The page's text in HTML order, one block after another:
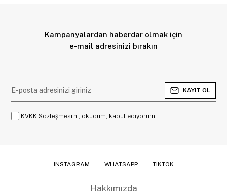
Kampanyalardan haberdar olmak için
e-mail adresinizi bırakın
KAYIT OL
KVKK Sözleşmesi'ni, okudum, kabul ediyorum.
INSTAGRAM WHATSAPP TIKTOK
Hakkımızda